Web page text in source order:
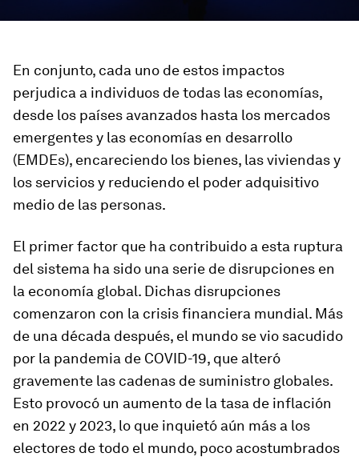
En conjunto, cada uno de estos impactos
perjudica a individuos de todas las economías,
desde los países avanzados hasta los mercados
emergentes y las economías en desarrollo
(EMDEs), encareciendo los bienes, las viviendas y
los servicios y reduciendo el poder adquisitivo
medio de las personas.
El primer factor que ha contribuido a esta ruptura
del sistema ha sido una serie de disrupciones en
la economía global. Dichas disrupciones
comenzaron con la crisis financiera mundial. Más
de una década después, el mundo se vio sacudido
por la pandemia de COVID-19, que alteró
gravemente las cadenas de suministro globales.
Esto provocó un aumento de la tasa de inflación
en 2022 y 2023, lo que inquietó aún más a los
electores de todo el mundo, poco acostumbrados